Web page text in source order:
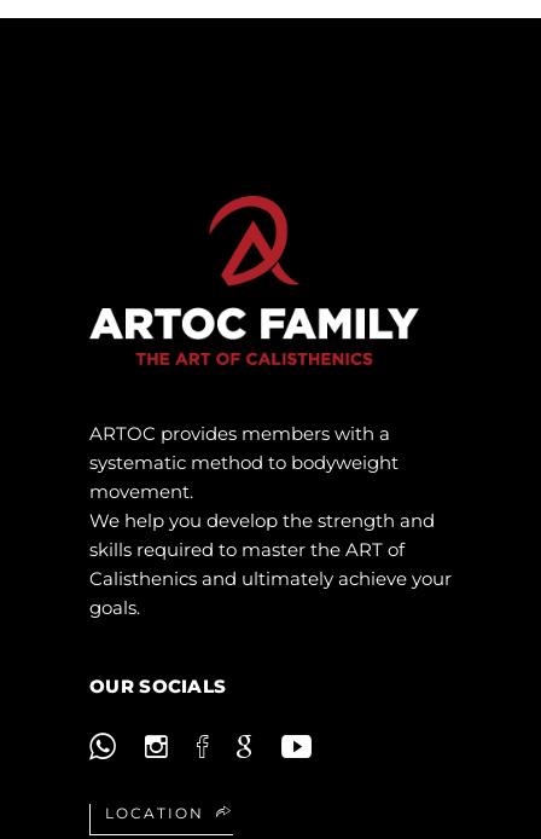
ARTOC provides members with a
systematic method to bodyweight
movement.
We help you develop the strength and
skills required to master the ART of
Calisthenics and ultimately achieve your
goals.
OUR SOCIALS
LOCATION